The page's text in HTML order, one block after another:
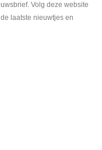
Volg deze website
laatste nieuwtjes en